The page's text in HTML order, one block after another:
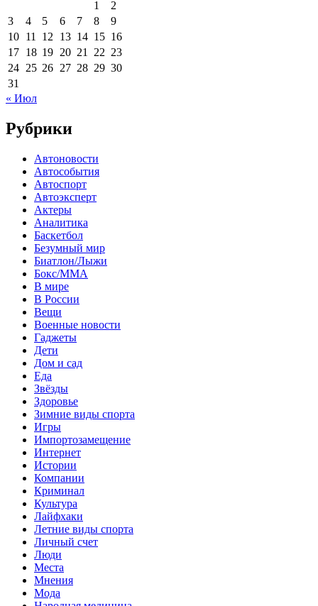
1
2
3
4 5 6 7 8
9
10 11 12 13 14 15 16
17 18 19 20 21 22 23
24 25 26 27 28 29 30
31
« Июл
Рубрики
Автоновости
Автособытия
Автоспорт
Автоэксперт
Актеры
Аналитика
Баскетбол
Безумный мир
Биатлон/Лыжи
Бокс/MMA
В мире
В России
Вещи
Военные новости
Гаджеты
Дети
Дом и сад
Еда
Звёзды
Здоровье
Зимние виды спорта
Игры
Импортозамещение
Интернет
Истории
Компании
Криминал
Культура
Лайфхаки
Летние виды спорта
Личный счет
Люди
Места
Мнения
Мода